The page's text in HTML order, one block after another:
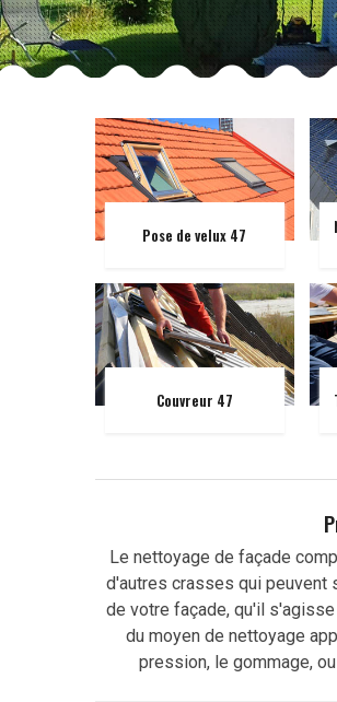
Pose de velux 47
Couvreur 47
Le nettoyage de façade
d'autres crasses qui peuvent
de votre façade, qu'il
du moyen de nettoyage
pression, le gommage,